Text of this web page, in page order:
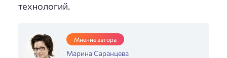
технологий.
Мнение автора
Марина Саранцева